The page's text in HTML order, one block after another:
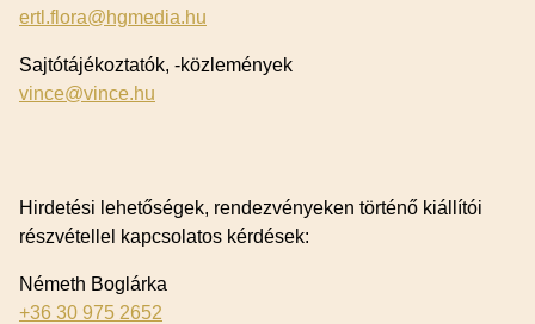
ertl.flora@hgmedia.hu
Sajtótájékoztatók, -közlemények
vince@vince.hu
Hirdetési lehetőségek, rendezvényeken történő kiállítói
részvétellel kapcsolatos kérdések:
Németh Boglárka
+36 30 975 2652